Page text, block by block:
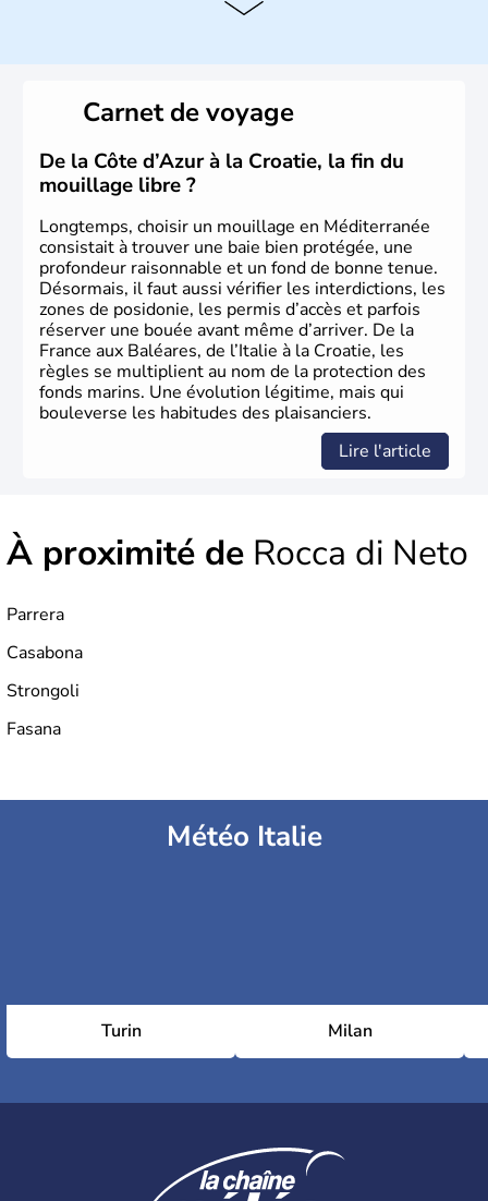
avant J.C. A la suite d'invasions barbares, l'Empire Romain
d'Occident s'effondre au Vème siècle. Le royaume d'Italie
est proclamé en 1861, Rome est annexée en 1870 et
devient sa capitale officielle. Il faudra attendre 1946 pour
qu'un référendum mette fin à la loyauté contraignant à
l'exile la famille royale. La république italienne est alors
proclamée.
Carnet de voyage
De la Côte d’Azur à la Croatie, la fin du
mouillage libre ?
Longtemps, choisir un mouillage en Méditerranée
consistait à trouver une baie bien protégée, une
profondeur raisonnable et un fond de bonne tenue.
Désormais, il faut aussi vérifier les interdictions, les
zones de posidonie, les permis d’accès et parfois
réserver une bouée avant même d’arriver. De la
France aux Baléares, de l’Italie à la Croatie, les
règles se multiplient au nom de la protection des
fonds marins. Une évolution légitime, mais qui
bouleverse les habitudes des plaisanciers.
Lire l'article
À proximité de Rocca di Neto
Parrera
Casabona
Strongoli
Fasana
Météo Italie
Turin Milan